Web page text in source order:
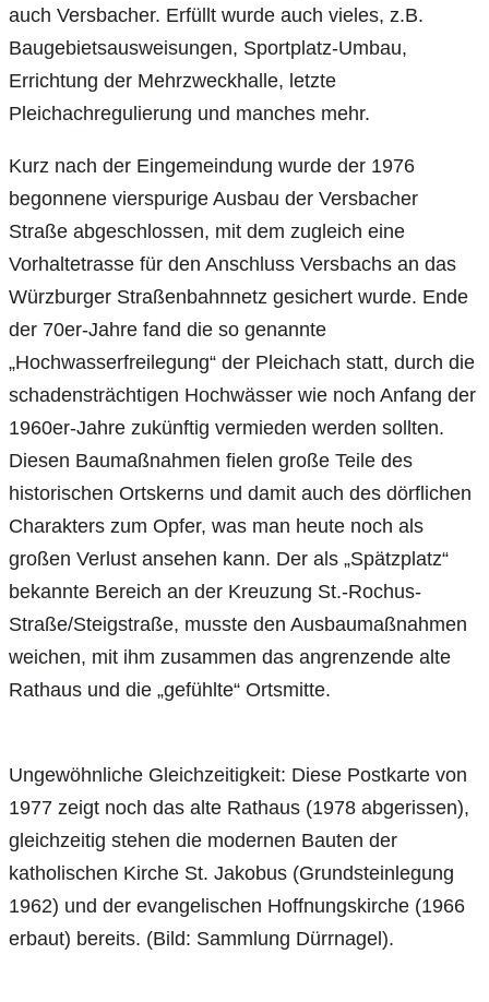
auch Versbacher. Erfüllt wurde auch vieles, z.B.
Baugebietsausweisungen, Sportplatz-Umbau,
Errichtung der Mehrzweckhalle, letzte
Pleichachregulierung und manches mehr.
Kurz nach der Eingemeindung wurde der 1976
begonnene vierspurige Ausbau der Versbacher
Straße abgeschlossen, mit dem zugleich eine
Vorhaltetrasse für den Anschluss Versbachs an das
Würzburger Straßenbahnnetz gesichert wurde. Ende
der 70er-Jahre fand die so genannte
„Hochwasserfreilegung“ der Pleichach statt, durch die
schadensträchtigen Hochwässer wie noch Anfang der
1960er-Jahre zukünftig vermieden werden sollten.
Diesen Baumaßnahmen fielen große Teile des
historischen Ortskerns und damit auch des dörflichen
Charakters zum Opfer, was man heute noch als
großen Verlust ansehen kann. Der als „Spätzplatz“
bekannte Bereich an der Kreuzung St.-Rochus-
Straße/Steigstraße, musste den Ausbaumaßnahmen
weichen, mit ihm zusammen das angrenzende alte
Rathaus und die „gefühlte“ Ortsmitte.
Ungewöhnliche Gleichzeitigkeit: Diese Postkarte von
1977 zeigt noch das alte Rathaus (1978 abgerissen),
gleichzeitig stehen die modernen Bauten der
katholischen Kirche St. Jakobus (Grundsteinlegung
1962) und der evangelischen Hoffnungskirche (1966
erbaut) bereits. (Bild: Sammlung Dürrnagel).